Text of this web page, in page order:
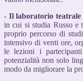
- Il laboratorio teatrale
in cui si studia Russo e
proprio percorso di
intensivo di venti ore,
le lezioni i
potenzialità non solo
modo da migliorare la